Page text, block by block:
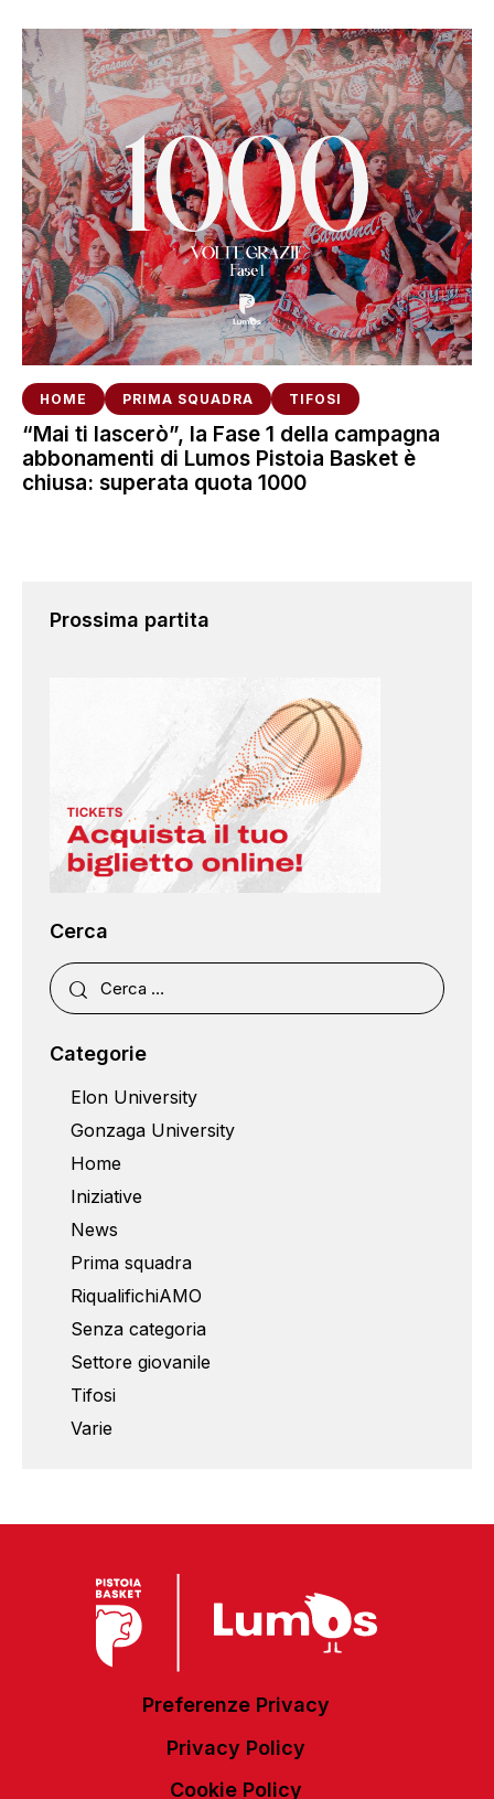
HOME PRIMA SQUADRA TIFOSI
“Mai ti lascerò”, la Fase 1 della campagna
abbonamenti di Lumos Pistoia Basket è
chiusa: superata quota 1000
Prossima partita
Cerca
Categorie
Elon University
Gonzaga University
Home
Iniziative
News
Prima squadra
RiqualifichiAMO
Senza categoria
Settore giovanile
Tifosi
Varie
Preferenze Privacy
Privacy Policy
Cookie Policy